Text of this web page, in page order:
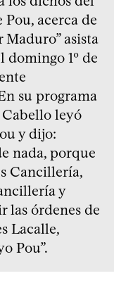
acerca de
asista
domingo 1º de
su programa
Cabello leyó
y dijo:
nada, porque
Cancillería,
y
las órdenes de
Lacalle,
Pou”.